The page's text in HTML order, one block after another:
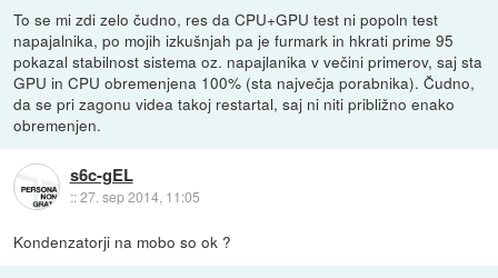
To se mi zdi zelo čudno, res da CPU+GPU test ni popoln test
napajalnika, po mojih izkušnjah pa je furmark in hkrati prime 95
pokazal stabilnost sistema oz. napajlanika v večini primerov, saj sta
GPU in CPU obremenjena 100% (sta največja porabnika). Čudno,
da se pri zagonu videa takoj restartal, saj ni niti približno enako
obremenjen.
s6c-gEL
::27. sep 2014, 11:05
Kondenzatorji na mobo so ok ?